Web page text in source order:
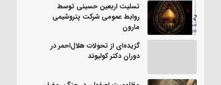
تسلیت اربعین حسینی توسط
روابط عمومی شرکت پتروشیمی
مارون
گزیده‌ای از تحولات هلال‌احمر در
دوران دکتر کولیوند